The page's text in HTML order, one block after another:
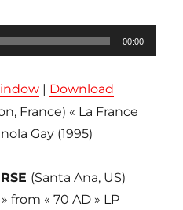
00:00
| Download
France) « La France
Gay (1995)
(Santa Ana, US)
from « 70 AD » LP